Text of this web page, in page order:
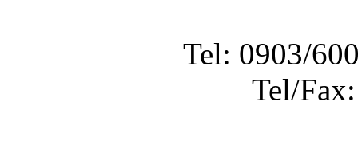
Tel: 0903/
Tel/